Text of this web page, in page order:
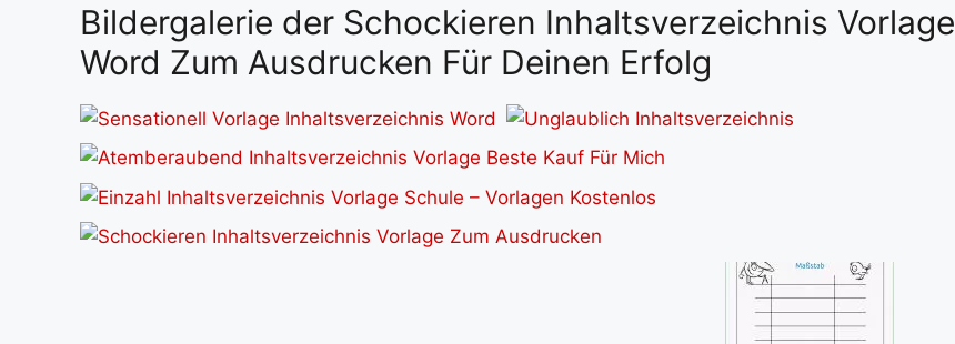
Bildergalerie der Schockieren Inhaltsverzeichnis Vorlage
Word Zum Ausdrucken Für Deinen Erfolg